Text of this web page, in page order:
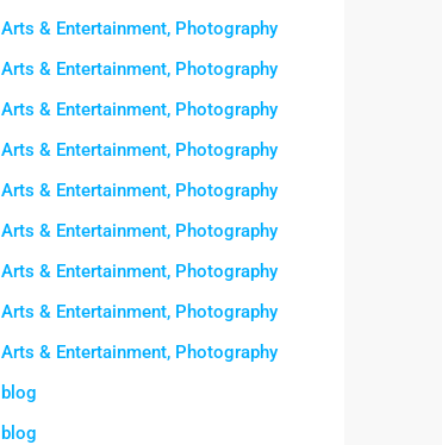
Arts & Entertainment, Photography
Arts & Entertainment, Photography
Arts & Entertainment, Photography
Arts & Entertainment, Photography
Arts & Entertainment, Photography
Arts & Entertainment, Photography
Arts & Entertainment, Photography
Arts & Entertainment, Photography
Arts & Entertainment, Photography
blog
blog